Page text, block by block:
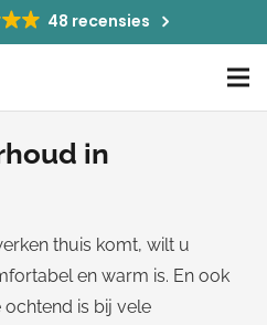
48 recensies
in
thuis komt, wilt u
en warm is. En ook
is bij vele